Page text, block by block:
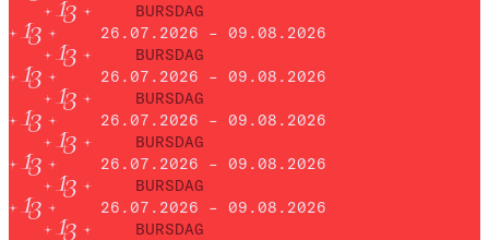
BURSDAG
26.07.2026 – 09.08.2026
BURSDAG
26.07.2026 – 09.08.2026
BURSDAG
26.07.2026 – 09.08.2026
BURSDAG
26.07.2026 – 09.08.2026
BURSDAG
26.07.2026 – 09.08.2026
BURSDAG